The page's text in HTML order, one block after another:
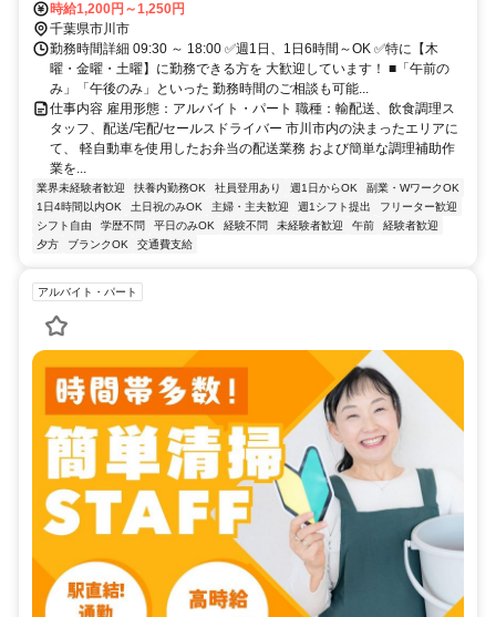
時給1,200円～1,250円
千葉県市川市
勤務時間詳細 09:30 ～ 18:00 ✅週1日、1日6時間～OK ✅特に【木
曜・金曜・土曜】に勤務できる方を 大歓迎しています！ ■「午前の
み」「午後のみ」といった 勤務時間のご相談も可能...
仕事内容 雇用形態：アルバイト・パート 職種：輸配送、飲食調理ス
タッフ、配送/宅配/セールスドライバー 市川市内の決まったエリアに
て、 軽自動車を使用したお弁当の配送業務 および簡単な調理補助作
業を...
業界未経験者歓迎 扶養内勤務OK 社員登用あり 週1日からOK
副業・WワークOK
1日4時間以内OK
土日祝のみOK 主婦・主夫歓迎 週1シフト提出
フリーター歓迎
シフト自由
学歴不問 平日のみOK 経験不問 未経験者歓迎 午前
経験者歓迎
夕方
ブランクOK 交通費支給
アルバイト・パート